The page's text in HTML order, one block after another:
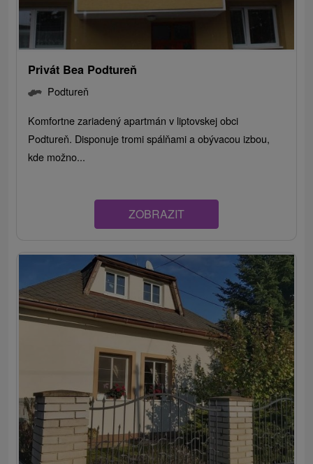
Privát Bea Podtureň
Podtureň
Komfortne zariadený apartmán v liptovskej obci
Podtureň. Disponuje tromi spálňami a obývacou izbou,
kde možno...
ZOBRAZIT